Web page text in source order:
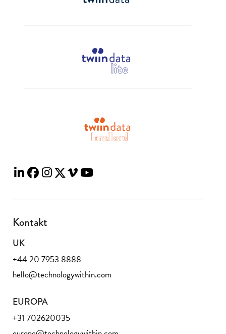
Kontakt
UK
+44 20 7953 8888
hello@technologywithin.com
EUROPA
+31 702620035